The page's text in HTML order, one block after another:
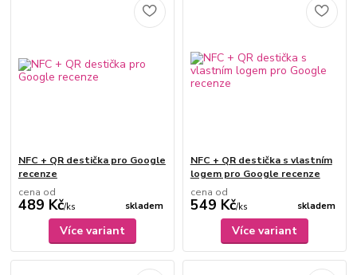
NFC + QR destička pro Google
recenze
cena od
489 Kč/ks skladem
Více variant
NFC + QR destička s vlastním
logem pro Google recenze
cena od
549 Kč/ks skladem
Více variant